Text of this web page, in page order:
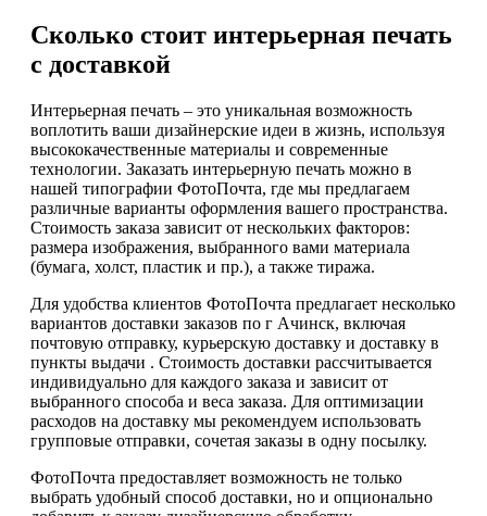
Сколько стоит интерьерная печать
с доставкой
Интерьерная печать – это уникальная возможность
воплотить ваши дизайнерские идеи в жизнь, используя
высококачественные материалы и современные
технологии. Заказать интерьерную печать можно в
нашей типографии ФотоПочта, где мы предлагаем
различные варианты оформления вашего пространства.
Стоимость заказа зависит от нескольких факторов:
размера изображения, выбранного вами материала
(бумага, холст, пластик и пр.), а также тиража.
Для удобства клиентов ФотоПочта предлагает несколько
вариантов доставки заказов по г Ачинск, включая
почтовую отправку, курьерскую доставку и доставку в
пункты выдачи . Стоимость доставки рассчитывается
индивидуально для каждого заказа и зависит от
выбранного способа и веса заказа. Для оптимизации
расходов на доставку мы рекомендуем использовать
групповые отправки, сочетая заказы в одну посылку.
ФотоПочта предоставляет возможность не только
выбрать удобный способ доставки, но и опционально